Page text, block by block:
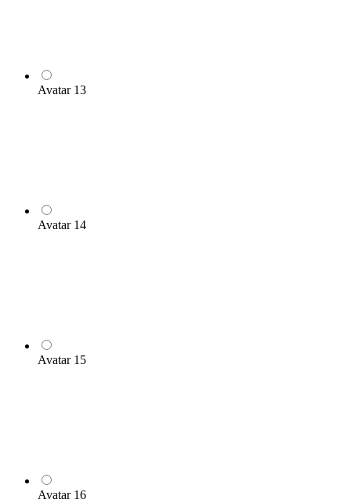
Avatar 13
Avatar 14
Avatar 15
Avatar 16